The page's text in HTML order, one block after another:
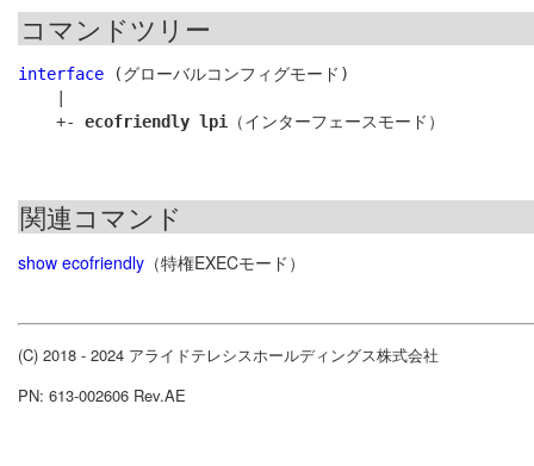
コマンドツリー
interface (グローバルコンフィグモード)
    +-
ecofriendly lpi
関連コマンド
show ecofriendly （特権EXECモード）
(C) 2018 - 2024 アライドテレシスホールディングス株式会社
PN: 613-002606 Rev.AE